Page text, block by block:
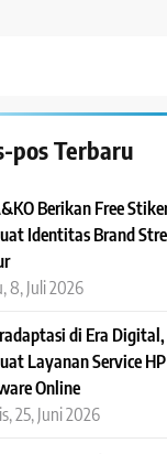
pos Terbaru
Berikan Free
Identitas Brand
8, Juli 2026
di Era
Layanan Service
Online
25, Juni 2026